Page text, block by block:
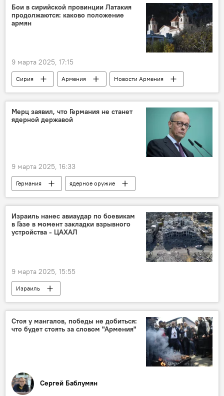
Бои в сирийской провинции Латакия
продолжаются: каково положение
армян
9 марта 2025, 17:15
Сирия Армения Новости Армения
Мерц заявил, что Германия не станет
ядерной державой
9 марта 2025, 16:33
Германия ядерное оружие
Израиль нанес авиаудар по боевикам
в Газе в момент закладки взрывного
устройства - ЦАХАЛ
9 марта 2025, 15:55
Израиль
Стоя у мангалов, победы не добиться:
что будет стоять за словом "Армения"
Сергей Баблумян